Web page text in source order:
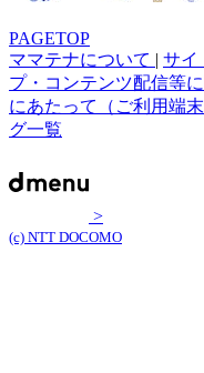
PAGETOP
ママテナについて | サイ
プ・コンテンツ配信等
にあたって（ご利用端
グ一覧
>
(c) NTT DOCOMO